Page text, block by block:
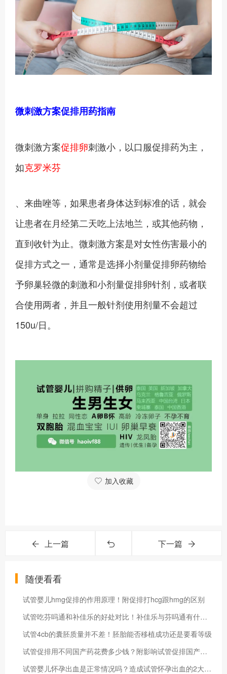
微刺激方案促排用药指南
微刺激方案促排卵刺激小，以口服促排药为主，
如克罗米芬
、来曲唑等，如果患者身体达到标准的话，就会
让患者在月经第二天吃上法地兰，或其他药物，
直到收针为止。微刺激方案是对女性伤害最小的
促排方式之一，通常是选择小剂量促排卵药物给
予卵巢轻微的刺激和小剂量促排卵针剂，或者联
合使用两者，并且一般针剂使用剂量不会超过
150u/日。
加入收藏
上一篇 下一篇
随便看看
试管婴儿hmg促排的作用原理！附促排打hcg跟hmg的区别
试管吃芬吗通和补佳乐的好处对比！补佳乐与芬吗通有什么缺点吗
试管4cb的囊胚质量并不差！胚胎能否移植成功还是要看等级
试管促排用不同国产药花费多少钱？附影响试管促排国产药费用因素
试管婴儿怀孕出血是正常情况吗？造成试管怀孕出血的2大原因